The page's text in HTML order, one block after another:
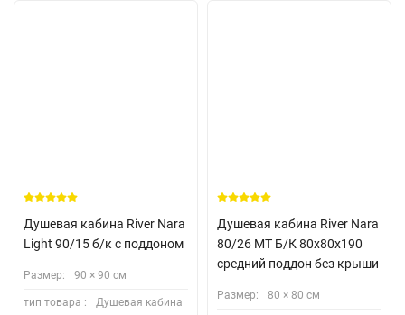
Душевая кабина River Nara
Light 90/15 б/к с поддоном
Размер: 90 × 90 см
тип товара : Душевая кабина
Душевая кабина River Nara
80/26 MT Б/К 80х80х190
средний поддон без крыши
Размер: 80 × 80 см